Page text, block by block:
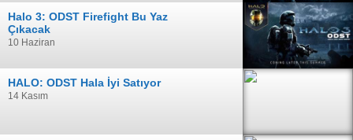
Halo 3: ODST Firefight Bu Yaz
Çıkacak
10 Haziran
HALO: ODST Hala İyi Satıyor
14 Kasım